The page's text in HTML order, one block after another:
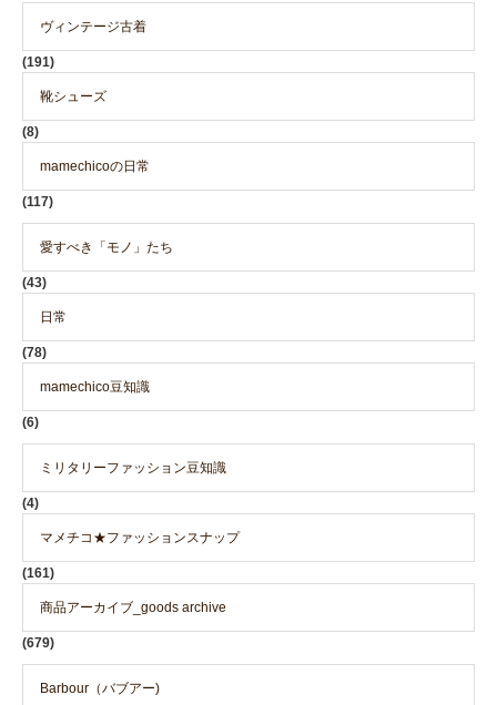
ヴィンテージ古着
(191)
靴シューズ
(8)
mamechicoの日常
(117)
愛すべき「モノ」たち
(43)
日常
(78)
mamechico豆知識
(6)
ミリタリーファッション豆知識
(4)
マメチコ★ファッションスナップ
(161)
商品アーカイブ_goods archive
(679)
Barbour（バブアー)